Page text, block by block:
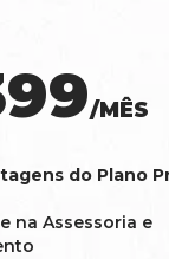
/MÊS
do Plano
na Assessoria e